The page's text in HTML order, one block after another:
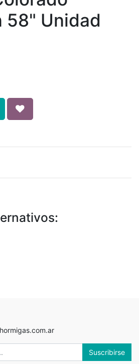
58" Unidad
Suscribirse